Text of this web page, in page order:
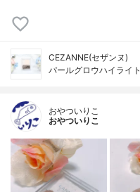
CEZANNE(セザンヌ)
パールグロウハイライト
おやついりこ
おやついりこ